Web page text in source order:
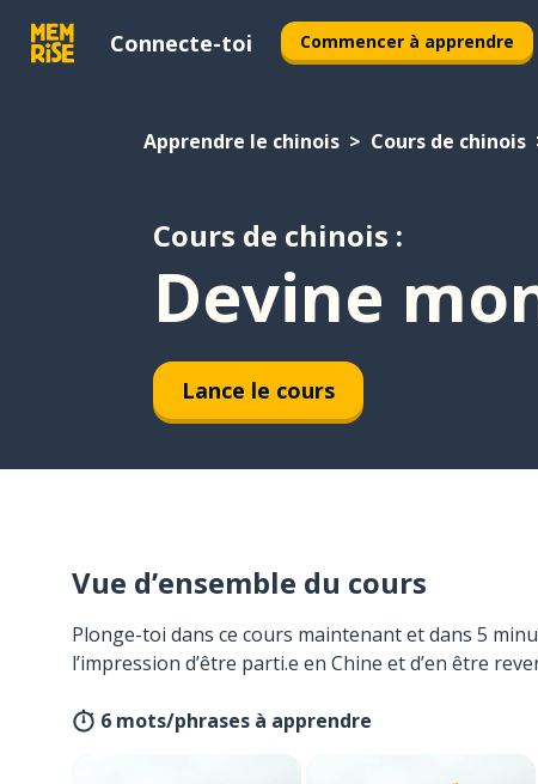
Connecte-toi Commencer à apprendre
Apprendre le chinois Cours de chinois
Cours de chinois :
Devine
Lance le cours
Vue d’ensemble du cours
Plonge-toi dans ce cours maintenant et dans 5
l’impression d’être parti.e en Chine et d’en être
6 mots/phrases à apprendre